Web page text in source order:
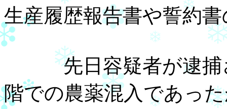
生産履歴報告書や誓約
先日容疑者が逮捕さ
階での農薬混入であっ